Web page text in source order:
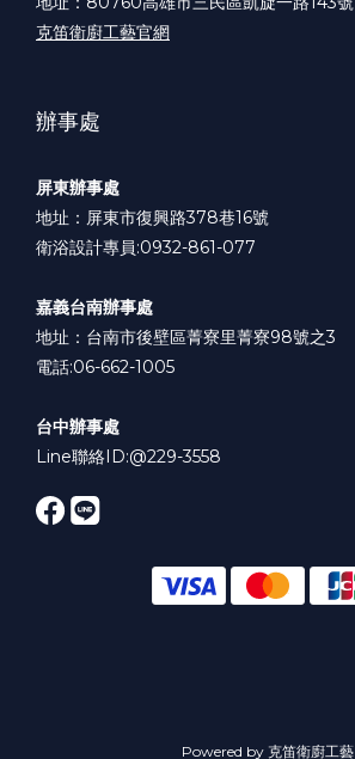
克笛衛廚工藝官網
辦事處
屏東辦事處
地址：屏東市復興路378巷16號
衛浴設計專員:0932-861-077
嘉義台南辦事處
地址：台南市後壁區菁寮里菁寮98號之3
電話:06-662-1005
台中辦事處
Line聯絡ID:@229-3558
Powered by 克笛衛廚工藝